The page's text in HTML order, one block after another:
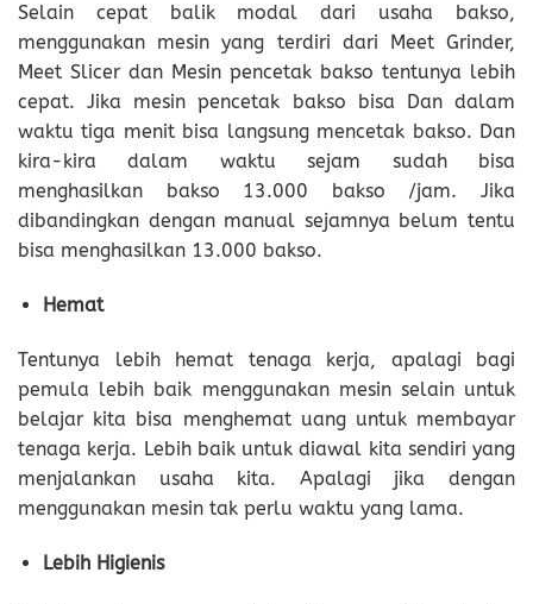
Selain cepat balik modal dari usaha bakso,
menggunakan mesin yang terdiri dari Meet Grinder,
Meet Slicer dan Mesin pencetak bakso tentunya lebih
cepat. Jika mesin pencetak bakso bisa Dan dalam
waktu tiga menit bisa langsung mencetak bakso. Dan
kira-kira dalam waktu sejam sudah bisa
menghasilkan bakso 13.000 bakso /jam. Jika
dibandingkan dengan manual sejamnya belum tentu
bisa menghasilkan 13.000 bakso.
Hemat
Tentunya lebih hemat tenaga kerja, apalagi bagi
pemula lebih baik menggunakan mesin selain untuk
belajar kita bisa menghemat uang untuk membayar
tenaga kerja. Lebih baik untuk diawal kita sendiri yang
menjalankan usaha kita. Apalagi jika dengan
menggunakan mesin tak perlu waktu yang lama.
Lebih Higienis